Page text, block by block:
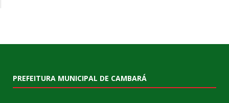
PREFEITURA MUNICIPAL DE CAMBARÁ